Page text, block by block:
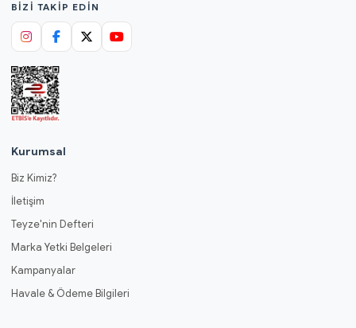
BIZI TAKIP EDIN
Kurumsal
Biz Kimiz?
İletişim
Teyze'nin Defteri
Marka Yetki Belgeleri
Kampanyalar
Havale & Ödeme Bilgileri